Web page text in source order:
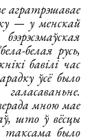
агратрэшавае
— у менскай
белая русь,
бавілі час
ўсё было
мною мае
што ў вёсцы
таксама было